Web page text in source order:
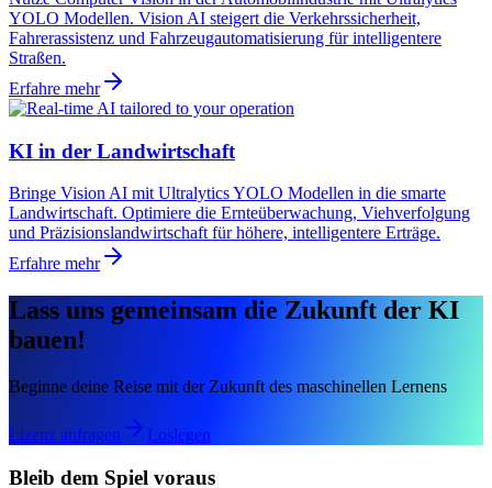
YOLO Modellen. Vision AI steigert die Verkehrssicherheit,
Fahrerassistenz und Fahrzeugautomatisierung für intelligentere
Straßen.
Erfahre mehr
KI in der Landwirtschaft
Bringe Vision AI mit Ultralytics YOLO Modellen in die smarte
Landwirtschaft. Optimiere die Ernteüberwachung, Viehverfolgung
und Präzisionslandwirtschaft für höhere, intelligentere Erträge.
Erfahre mehr
Lass uns gemeinsam die Zukunft der KI
bauen!
Beginne deine Reise mit der Zukunft des maschinellen Lernens
Lizenz anfragen Loslegen
Bleib dem Spiel voraus